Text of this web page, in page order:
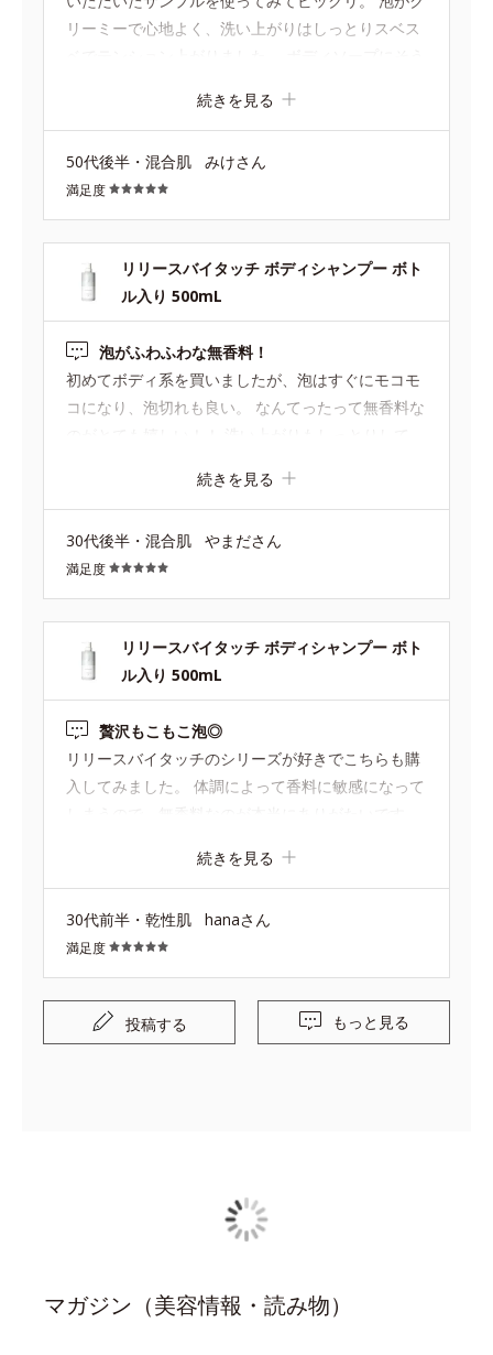
リーミーで心地よく、洗い上がりはしっとりスベス
わず買い求めに店舗へ。 これをキッカケにスキンケ
ア＆メイク品以外の商品まで気になり始めていま
す……！
続きを見る
50代後半・混合肌 みけさん
満足度
リリースバイタッチ ボディシャンプー ボト
ル入り 500mL
泡がふわふわな無香料！
初めてボディ系を買いましたが、泡はすぐにモコモ
コになり、泡切れも良い。 なんてったって無香料な
続きを見る
30代後半・混合肌 やまださん
満足度
リリースバイタッチ ボディシャンプー ボト
ル入り 500mL
贅沢もこもこ泡◎
リリースバイタッチのシリーズが好きでこちらも購
入してみました。 体調によって香料に敏感になって
に疲れたときはこの泡に癒されながら体を洗ってい
ます。 保湿力があるボディソープは洗い流した後が
べたつくイメージが強かったのですが、こちらは洗
い流した後にべたつく感覚もなく、お肌がすべすべ
＆しっとりです(*^^*) 冬はもちろんですが、夏の紫
外線を浴びたお肌もこちらのボディーソープを使う
と整うので、1年を通して手放せません。 もっとた
続きを見る
30代前半・乾性肌 hanaさん
満足度
投稿する もっと見る
マガジン（美容情報・読み物）